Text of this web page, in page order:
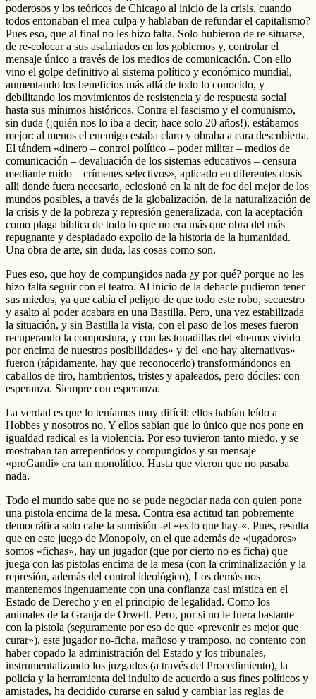
poderosos y los teóricos de Chicago al inicio de la crisis, cuando
todos entonaban el mea culpa y hablaban de refundar el capitalismo?
Pues eso, que al final no les hizo falta. Solo hubieron de re-situarse,
de re-colocar a sus asalariados en los gobiernos y, controlar el
mensaje único a través de los medios de comunicación. Con ello
vino el golpe definitivo al sistema político y económico mundial,
aumentando los beneficios más allá de todo lo conocido, y
debilitando los movimientos de resistencia y de respuesta social
hasta sus mínimos históricos. Contra el fascismo y el comunismo,
sin duda (¡quién nos lo iba a decir, hace solo 20 años!), estábamos
mejor: al menos el enemigo estaba claro y obraba a cara descubierta.
El tándem «dinero – control político – poder militar – medios de
comunicación – devaluación de los sistemas educativos – censura
mediante ruido – crímenes selectivos», aplicado en diferentes dosis
allí donde fuera necesario, eclosionó en la nit de foc del mejor de los
mundos posibles, a través de la globalización, de la naturalización de
la crisis y de la pobreza y represión generalizada, con la aceptación
como plaga bíblica de todo lo que no era más que obra del más
repugnante y despiadado expolio de la historia de la humanidad.
Una obra de arte, sin duda, las cosas como son.
Pues eso, que hoy de compungidos nada ¿y por qué? porque no les
hizo falta seguir con el teatro. Al inicio de la debacle pudieron tener
sus miedos, ya que cabía el peligro de que todo este robo, secuestro
y asalto al poder acabara en una Bastilla. Pero, una vez estabilizada
la situación, y sin Bastilla la vista, con el paso de los meses fueron
recuperando la compostura, y con las tonadillas del «hemos vivido
por encima de nuestras posibilidades» y del «no hay alternativas»
fueron (rápidamente, hay que reconocerlo) transformándonos en
caballos de tiro, hambrientos, tristes y apaleados, pero dóciles: con
esperanza. Siempre con esperanza.
La verdad es que lo teníamos muy difícil: ellos habían leído a
Hobbes y nosotros no. Y ellos sabían que lo único que nos pone en
igualdad radical es la violencia. Por eso tuvieron tanto miedo, y se
mostraban tan arrepentidos y compungidos y su mensaje
«proGandi» era tan monolítico. Hasta que vieron que no pasaba
nada.
Todo el mundo sabe que no se pude negociar nada con quien pone
una pistola encima de la mesa. Contra esa actitud tan pobremente
democrática solo cabe la sumisión -el «es lo que hay-«. Pues, resulta
que en este juego de Monopoly, en el que además de «jugadores»
somos «fichas», hay un jugador (que por cierto no es ficha) que
juega con las pistolas encima de la mesa (con la criminalización y la
represión, además del control ideológico), Los demás nos
mantenemos ingenuamente con una confianza casi mística en el
Estado de Derecho y en el principio de legalidad. Como los
animales de la Granja de Orwell. Pero, por si no le fuera bastante
con la pistola (seguramente por eso de que «prevenir es mejor que
curar»), este jugador no-ficha, mafioso y tramposo, no contento con
haber copado la administración del Estado y los tribunales,
instrumentalizando los juzgados (a través del Procedimiento), la
policía y la herramienta del indulto de acuerdo a sus fines políticos y
amistades, ha decidido curarse en salud y cambiar las reglas de